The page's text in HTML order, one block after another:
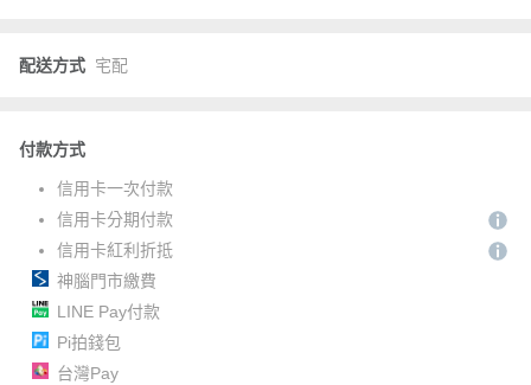
配送方式 宅配
付款方式
信用卡一次付款
信用卡分期付款
信用卡紅利折抵
神腦門市繳費
LINE Pay付款
Pi拍錢包
台灣Pay